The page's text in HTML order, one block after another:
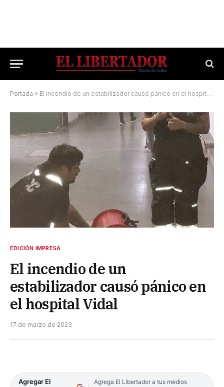
Portada » El incendio de un estabilizador causó pánico en el hospital Vidal
EDICIÓN IMPRESA
El incendio de un
estabilizador causó pánico en
el hospital Vidal
17 de marzo de 2023
Agregar El
Agrega El Libertador a tus medios